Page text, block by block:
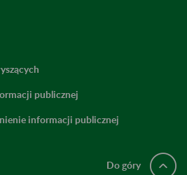
publicznej
informacji publicznej
Do góry